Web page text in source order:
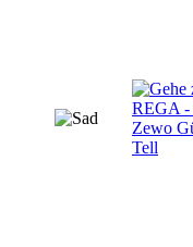
REGA -
Zewo
Tell